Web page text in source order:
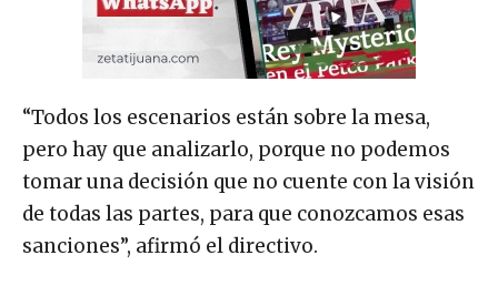
“Todos los escenarios están sobre la mesa,
pero hay que analizarlo, porque no podemos
tomar una decisión que no cuente con la visión
de todas las partes, para que conozcamos esas
sanciones”, afirmó el directivo.